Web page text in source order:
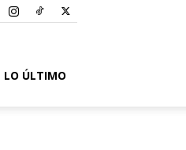
LO ÚLTIMO